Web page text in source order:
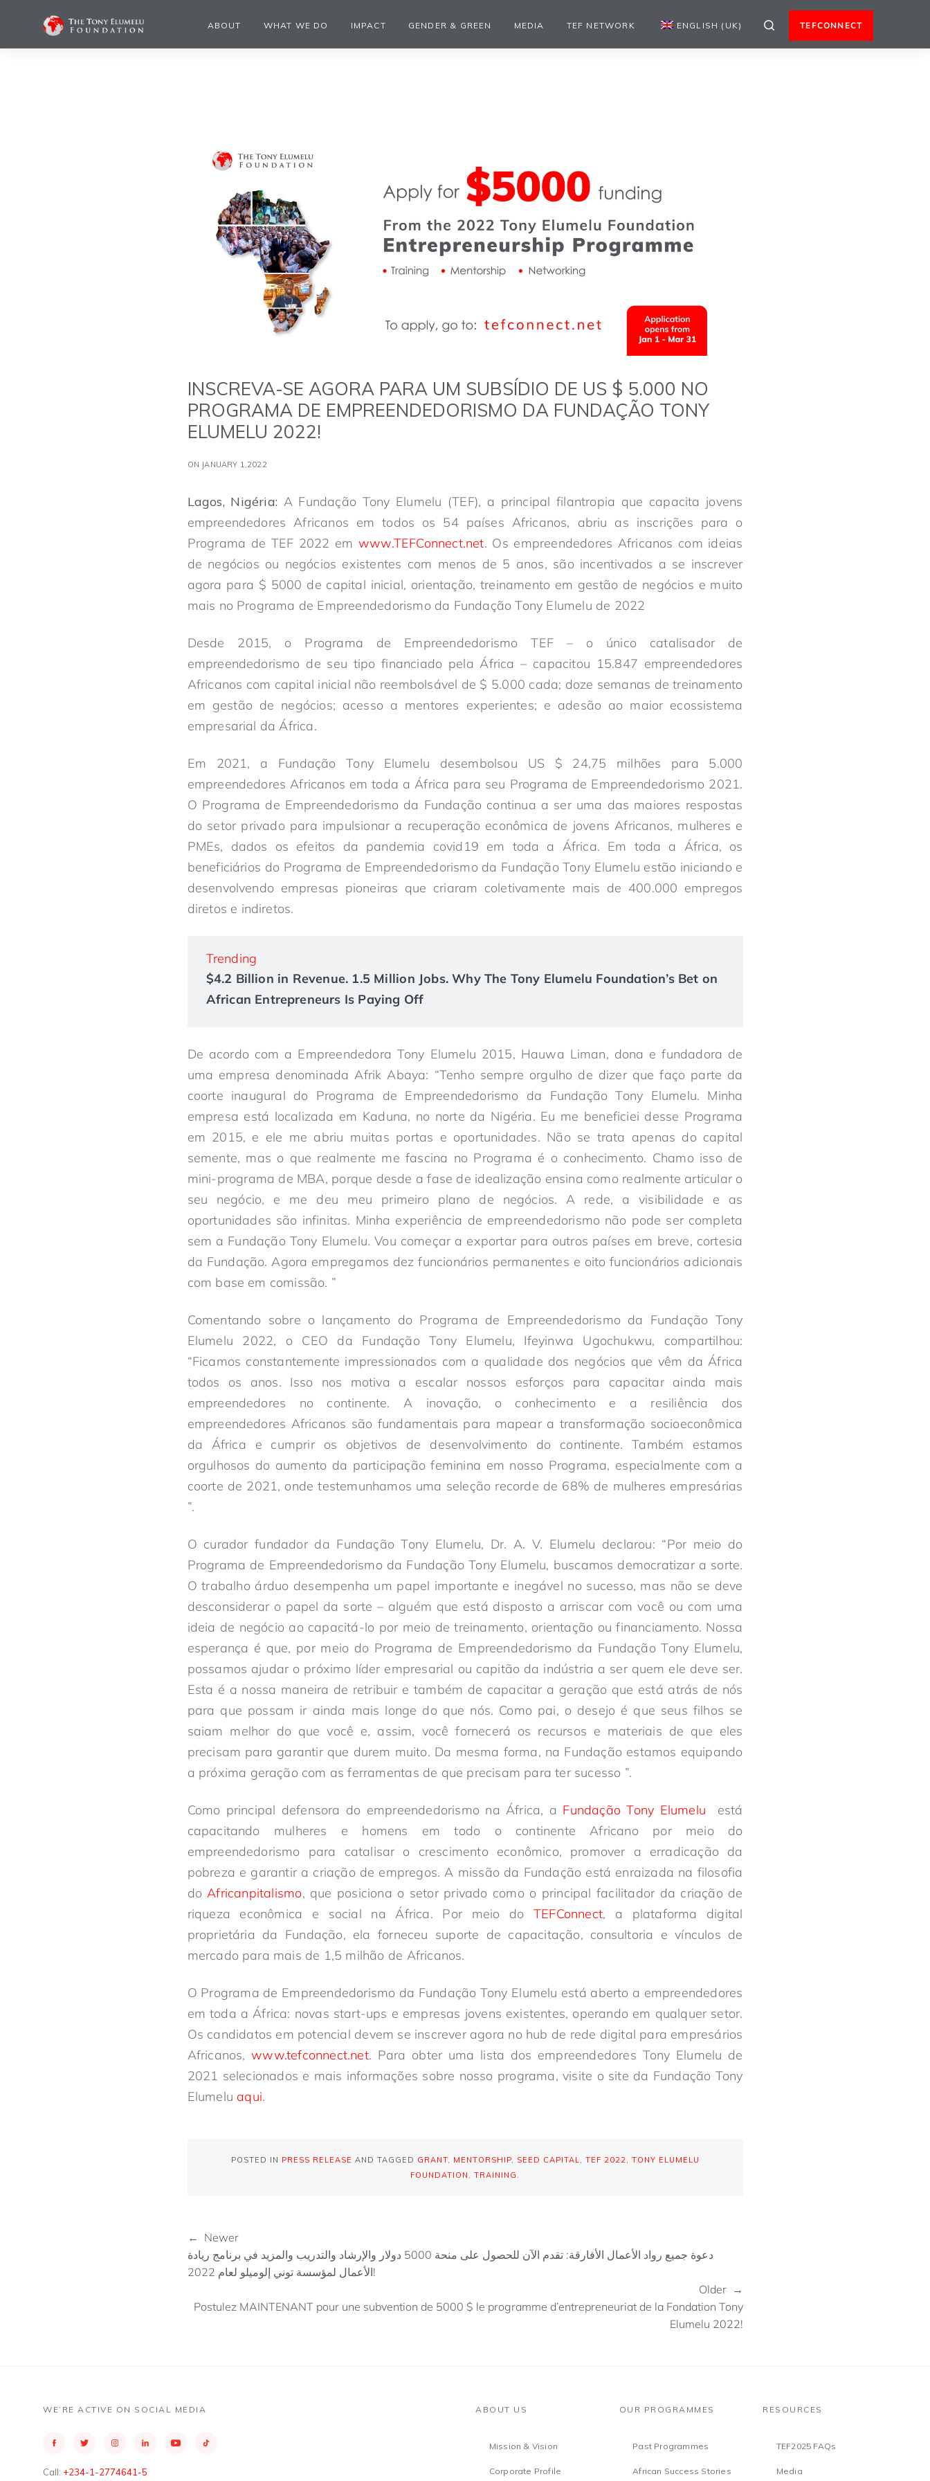
ABOUT WHAT WE DO IMPACT GENDER & GREEN MEDIA TEF NETWORK ENGLISH (UK) TEFCONNECT
INSCREVA-SE AGORA PARA UM SUBSÍDIO DE US $ 5.000 NO
PROGRAMA DE EMPREENDEDORISMO DA FUNDAÇÃO TONY
ELUMELU 2022!
ON JANUARY 1,2022
Lagos, Nigéria: A Fundação Tony Elumelu (TEF), a principal filantropia que capacita jovens
empreendedores Africanos em todos os 54 países Africanos, abriu as inscrições para o
Programa de TEF 2022 emwww.TEFConnect.net. Os empreendedores Africanos com ideias
de negócios ou negócios existentes com menos de 5 anos, são incentivados a se inscrever
agora para $ 5000 de capital inicial, orientação, treinamento em gestão de negócios e muito
mais no Programa de Empreendedorismo da Fundação Tony Elumelu de 2022
Desde 2015, o Programa de Empreendedorismo TEF – o único catalisador de
empreendedorismo de seu tipo financiado pela África – capacitou 15.847 empreendedores
Africanos com capital inicial não reembolsável de $ 5.000 cada; doze semanas de treinamento
em gestão de negócios; acesso a mentores experientes; e adesão ao maior ecossistema
empresarial da África.
Em 2021, a Fundação Tony Elumelu desembolsou US $ 24,75 milhões para 5.000
empreendedores Africanos em toda a África para seu Programa de Empreendedorismo 2021.
O Programa de Empreendedorismo da Fundação continua a ser uma das maiores respostas
do setor privado para impulsionar a recuperação econômica de jovens Africanos, mulheres e
PMEs, dados os efeitos da pandemia covid19 em toda a África. Em toda a África, os
beneficiários do Programa de Empreendedorismo da Fundação Tony Elumelu estão iniciando e
desenvolvendo empresas pioneiras que criaram coletivamente mais de 400.000 empregos
diretos e indiretos.
Trending
$4.2 Billion in Revenue. 1.5 Million Jobs. Why The Tony Elumelu Foundation’s Bet on
African Entrepreneurs Is Paying Off
De acordo com a Empreendedora Tony Elumelu 2015, Hauwa Liman, dona e fundadora de
uma empresa denominada Afrik Abaya: “Tenho sempre orgulho de dizer que faço parte da
coorte inaugural do Programa de Empreendedorismo da Fundação Tony Elumelu. Minha
empresa está localizada em Kaduna, no norte da Nigéria. Eu me beneficiei desse Programa
em 2015, e ele me abriu muitas portas e oportunidades. Não se trata apenas do capital
semente, mas o que realmente me fascina no Programa é o conhecimento. Chamo isso de
mini-programa de MBA, porque desde a fase de idealização ensina como realmente articular o
seu negócio, e me deu meu primeiro plano de negócios. A rede, a visibilidade e as
oportunidades são infinitas. Minha experiência de empreendedorismo não pode ser completa
sem a Fundação Tony Elumelu. Vou começar a exportar para outros países em breve, cortesia
da Fundação. Agora empregamos dez funcionários permanentes e oito funcionários adicionais
com base em comissão. ”
Comentando sobre o lançamento do Programa de Empreendedorismo da Fundação Tony
Elumelu 2022, o CEO da Fundação Tony Elumelu, Ifeyinwa Ugochukwu, compartilhou:
“Ficamos constantemente impressionados com a qualidade dos negócios que vêm da África
todos os anos. Isso nos motiva a escalar nossos esforços para capacitar ainda mais
empreendedores no continente. A inovação, o conhecimento e a resiliência dos
empreendedores Africanos são fundamentais para mapear a transformação socioeconômica
da África e cumprir os objetivos de desenvolvimento do continente. Também estamos
orgulhosos do aumento da participação feminina em nosso Programa, especialmente com a
coorte de 2021, onde testemunhamos uma seleção recorde de 68% de mulheres empresárias
”.
O curador fundador da Fundação Tony Elumelu, Dr. A. V. Elumelu declarou: “Por meio do
Programa de Empreendedorismo da Fundação Tony Elumelu, buscamos democratizar a sorte.
O trabalho árduo desempenha um papel importante e inegável no sucesso, mas não se deve
desconsiderar o papel da sorte – alguém que está disposto a arriscar com você ou com uma
ideia de negócio ao capacitá-lo por meio de treinamento, orientação ou financiamento. Nossa
esperança é que, por meio do Programa de Empreendedorismo da Fundação Tony Elumelu,
possamos ajudar o próximo líder empresarial ou capitão da indústria a ser quem ele deve ser.
Esta é a nossa maneira de retribuir e também de capacitar a geração que está atrás de nós
para que possam ir ainda mais longe do que nós. Como pai, o desejo é que seus filhos se
saiam melhor do que você e, assim, você fornecerá os recursos e materiais de que eles
precisam para garantir que durem muito. Da mesma forma, na Fundação estamos equipando
a próxima geração com as ferramentas de que precisam para ter sucesso ”.
Como principal defensora do empreendedorismo na África, a Fundação Tony Elumelu está
capacitando mulheres e homens em todo o continente Africano por meio do
empreendedorismo para catalisar o crescimento econômico, promover a erradicação da
pobreza e garantir a criação de empregos. A missão da Fundação está enraizada na filosofia
doAfricanpitalismo, que posiciona o setor privado como o principal facilitador da criação de
riqueza econômica e social na África. Por meio do TEFConnect, a plataforma digital
proprietária da Fundação, ela forneceu suporte de capacitação, consultoria e vínculos de
mercado para mais de 1,5 milhão de Africanos.
O Programa de Empreendedorismo da Fundação Tony Elumelu está aberto a empreendedores
em toda a África: novas start-ups e empresas jovens existentes, operando em qualquer setor.
Os candidatos em potencial devem se inscrever agora no hub de rede digital para empresários
Africanos,www.tefconnect.net. Para obter uma lista dos empreendedores Tony Elumelu de
2021 selecionados e mais informações sobre nosso programa, visite o site da Fundação Tony
Elumelu aqui.
POSTED IN PRESS RELEASE AND TAGGED GRANT, MENTORSHIP, SEED CAPITAL, TEF 2022, TONY ELUMELU
FOUNDATION , TRAINING .
← Newer
دعوة جميع رواد الأعمال الأفارقة: تقدم الآن للحصول على منحة 5000 دولار والإرشاد والتدريب والمزيد في برنامج ريادة
الأعمال لمؤسسة توني إلوميلو لعام 2022!
Older →
Postulez MAINTENANT pour une subvention de 5000 $ le programme d’entrepreneuriat de la Fondation Tony
Elumelu 2022!
WE’RE ACTIVE ON SOCIAL MEDIA
Call: +234-1-2774641-5
ABOUT US
Mission & Vision
Corporate Profile
OUR PROGRAMMES
Past Programmes
African Success Stories
RESOURCES
TEF2025 FAQs
Media